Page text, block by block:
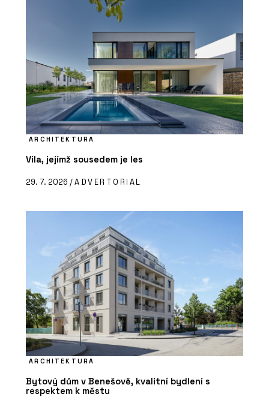
ARCHITEKTURA
Vila, jejímž sousedem je les
29. 7. 2026 /ADVERTORIAL
ARCHITEKTURA
Bytový dům v Benešově, kvalitní bydlení s
respektem k městu